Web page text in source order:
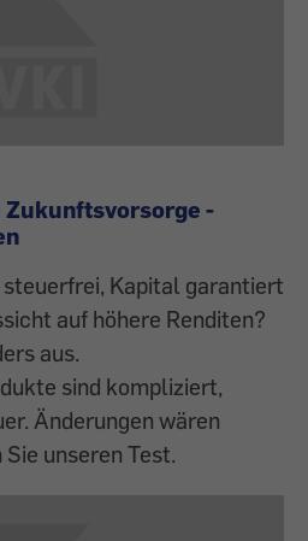
-
Kapital garantiert
auf höhere Renditen?
aus.
sind kompliziert,
Änderungen wären
unseren Test.